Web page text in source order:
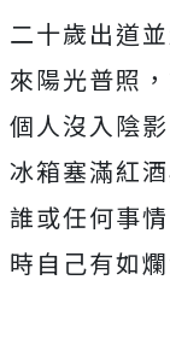
二十歲出道
來陽光普照
個人沒入陰
冰箱塞滿紅
誰或任何事
時自己有如爛